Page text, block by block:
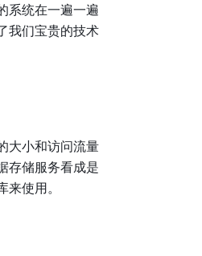
系统在一遍一遍
我们宝贵的技术
大小和访问流量
存储服务看成是
使用。